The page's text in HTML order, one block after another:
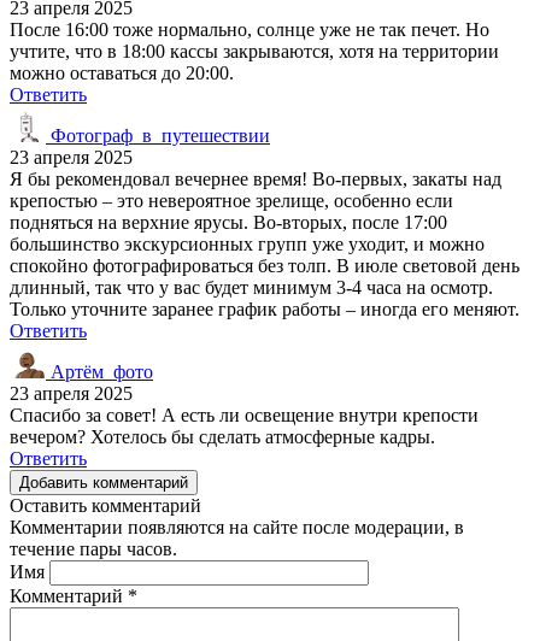
23 апреля 2025
После 16:00 тоже нормально, солнце уже не так печет. Но
учтите, что в 18:00 кассы закрываются, хотя на территории
можно оставаться до 20:00.
Ответить
Фотограф_в_путешествии
23 апреля 2025
Я бы рекомендовал вечернее время! Во-первых, закаты над
крепостью – это невероятное зрелище, особенно если
подняться на верхние ярусы. Во-вторых, после 17:00
большинство экскурсионных групп уже уходит, и можно
спокойно фотографироваться без толп. В июле световой день
длинный, так что у вас будет минимум 3-4 часа на осмотр.
Только уточните заранее график работы – иногда его меняют.
Ответить
Артём_фото
23 апреля 2025
Спасибо за совет! А есть ли освещение внутри крепости
вечером? Хотелось бы сделать атмосферные кадры.
Ответить
Добавить комментарий
Оставить комментарий
Комментарии появляются на сайте после модерации, в
течение пары часов.
Имя
Комментарий *